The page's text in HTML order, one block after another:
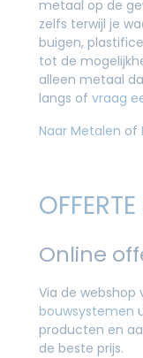
metaal op de
zelfs terwijl je
buigen,
tot de
alleen metaal
langs of vraag
Naar Metalen of
Online
Via de webshop
bouwsystemen
producten en
de beste prijs.